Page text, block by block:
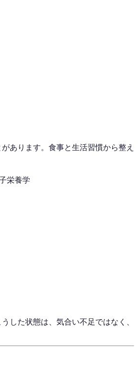
あります。食事と生活習慣から整え
栄養学
した状態は、気合い不足ではなく、